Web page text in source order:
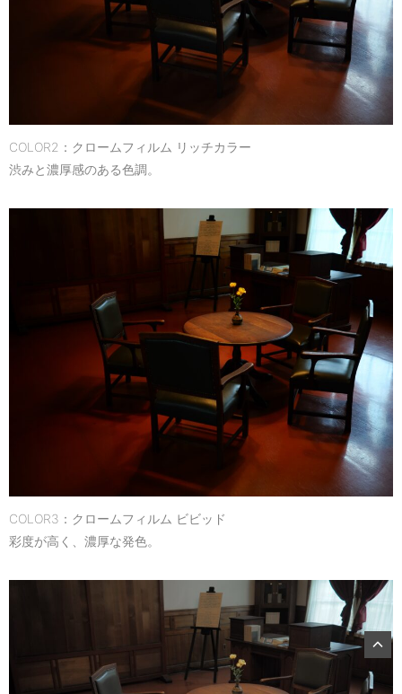
COLOR2：クロームフィルム リッチカラー
渋みと濃厚感のある色調。
COLOR3：クロームフィルム ビビッド
彩度が高く、濃厚な発色。